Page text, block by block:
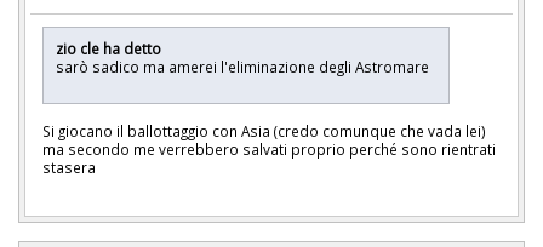
zio cle ha detto
sarò sadico ma amerei l'eliminazione degli Astromare
Si giocano il ballottaggio con Asia (credo comunque che vada lei)
ma secondo me verrebbero salvati proprio perché sono rientrati
stasera